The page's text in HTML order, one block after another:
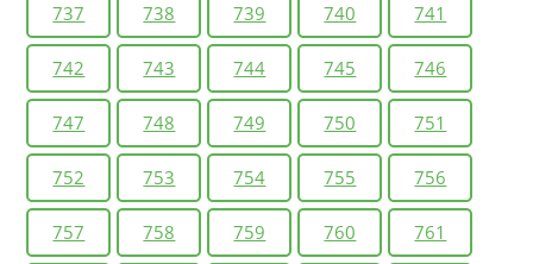
737 738 739 740 741
742 743 744 745 746
747 748 749 750 751
752 753 754 755 756
757 758 759 760 761